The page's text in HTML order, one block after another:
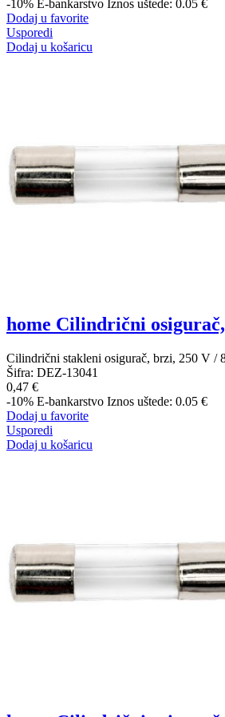
-10% E-bankarstvo Iznos uštede: 0.05 €
Dodaj u favorite
Usporedi
Dodaj u košaricu
home Cilindrični
Cilindrični stakleni osigurač, brzi, 250 V /
Šifra: DEZ-13041
0,47 €
-10% E-bankarstvo Iznos uštede: 0.05 €
Dodaj u favorite
Usporedi
Dodaj u košaricu